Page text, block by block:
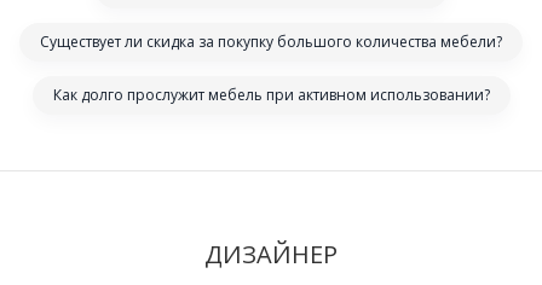
Существует ли скидка за покупку большого количества мебели?
Как долго прослужит мебель при активном использовании?
ДИЗАЙНЕР